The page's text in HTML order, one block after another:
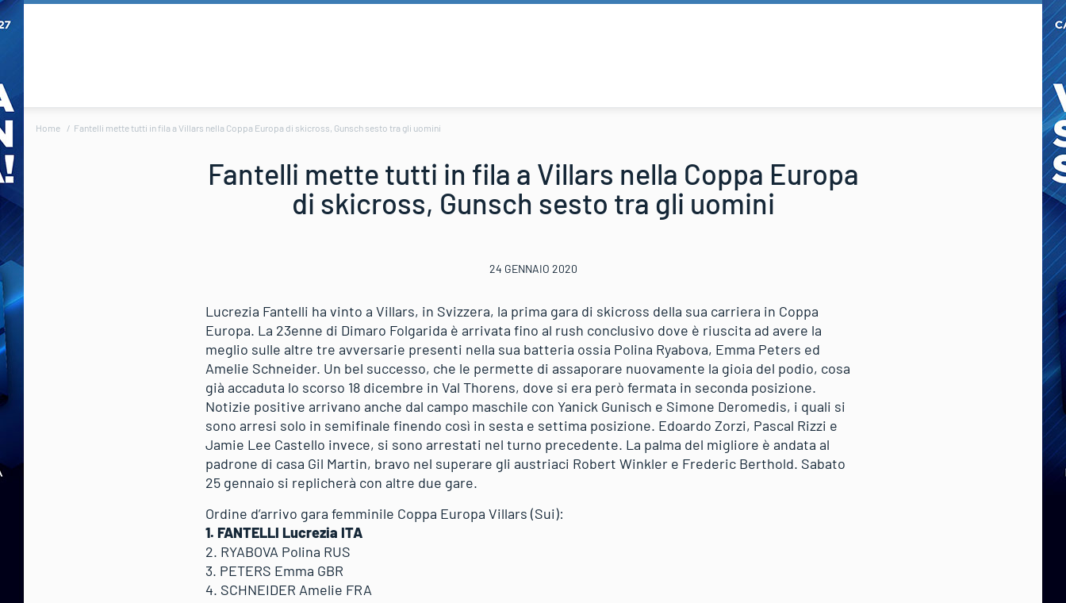
Home Fantelli mette tutti in fila a Villars nella Coppa Europa di skicross, Gunsch sesto tra gli uomini
Fantelli mette tutti in fila a Villars nella Coppa Europa
di skicross, Gunsch sesto tra gli uomini
24 GENNAIO 2020
Lucrezia Fantelli ha vinto a Villars, in Svizzera, la prima gara di skicross della sua carriera in Coppa
Europa. La 23enne di Dimaro Folgarida è arrivata fino al rush conclusivo dove è riuscita ad avere la
meglio sulle altre tre avversarie presenti nella sua batteria ossia Polina Ryabova, Emma Peters ed
Amelie Schneider. Un bel successo, che le permette di assaporare nuovamente la gioia del podio, cosa
già accaduta lo scorso 18 dicembre in Val Thorens, dove si era però fermata in seconda posizione.
Notizie positive arrivano anche dal campo maschile con Yanick Gunisch e Simone Deromedis, i quali si
sono arresi solo in semifinale finendo così in sesta e settima posizione. Edoardo Zorzi, Pascal Rizzi e
Jamie Lee Castello invece, si sono arrestati nel turno precedente. La palma del migliore è andata al
padrone di casa Gil Martin, bravo nel superare gli austriaci Robert Winkler e Frederic Berthold. Sabato
25 gennaio si replicherà con altre due gare.
Ordine d’arrivo gara femminile Coppa Europa Villars (Sui):
1. FANTELLI Lucrezia ITA
2. RYABOVA Polina RUS
3. PETERS Emma GBR
4. SCHNEIDER Amelie FRA